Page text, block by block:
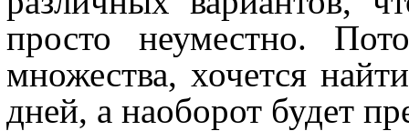
просто неуместно.
множества, хочется
дней, а наоборот будет